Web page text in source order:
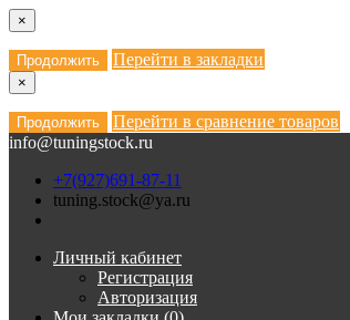
×
Продолжить Перейти в закладки
×
Продолжить
Перейти в сравнение товаров
info@tuningstock.ru
+7(927)691-87-11
tuning.stock@ya.ru
Личный кабинет
Регистрация
Авторизация